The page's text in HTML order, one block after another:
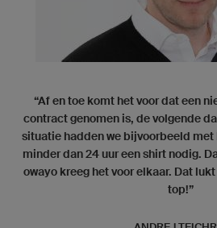
“Af en toe komt het voor dat een
contract genomen is, de volgende
situatie hadden we bijvoorbeeld met
minder dan 24 uur een shirt nodig.
owayo kreeg het voor elkaar. Dat
top!”